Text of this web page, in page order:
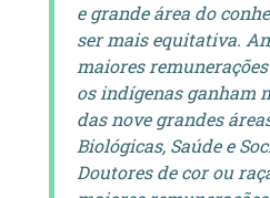
e grande área do
ser mais equitativa.
maiores
os indígenas ganham
das nove grandes
Biológicas, Saúde e
Doutores de cor ou